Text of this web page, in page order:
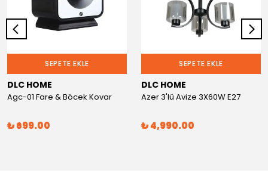
SEPETE EKLE
DLC HOME
Agc-01 Fare & Böcek Kovar
₺ 699.00
SEPETE EKLE
DLC HOME
Azer 3'lü Avize 3X60W E27
₺ 4,990.00